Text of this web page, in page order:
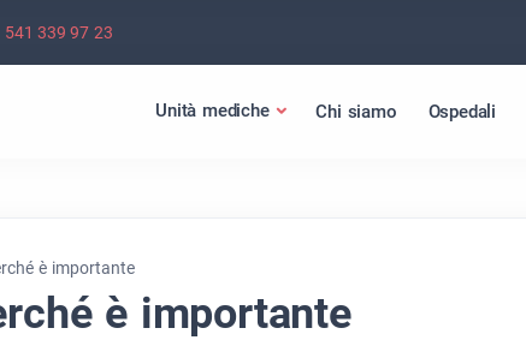
541 339 97 23
Unità mediche Chi siamo Ospedali
è importante
è importante